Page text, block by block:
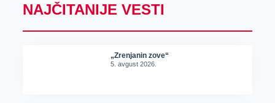
NAJČITANIJE VESTI
„Zrenjanin zove“
5. avgust 2026.